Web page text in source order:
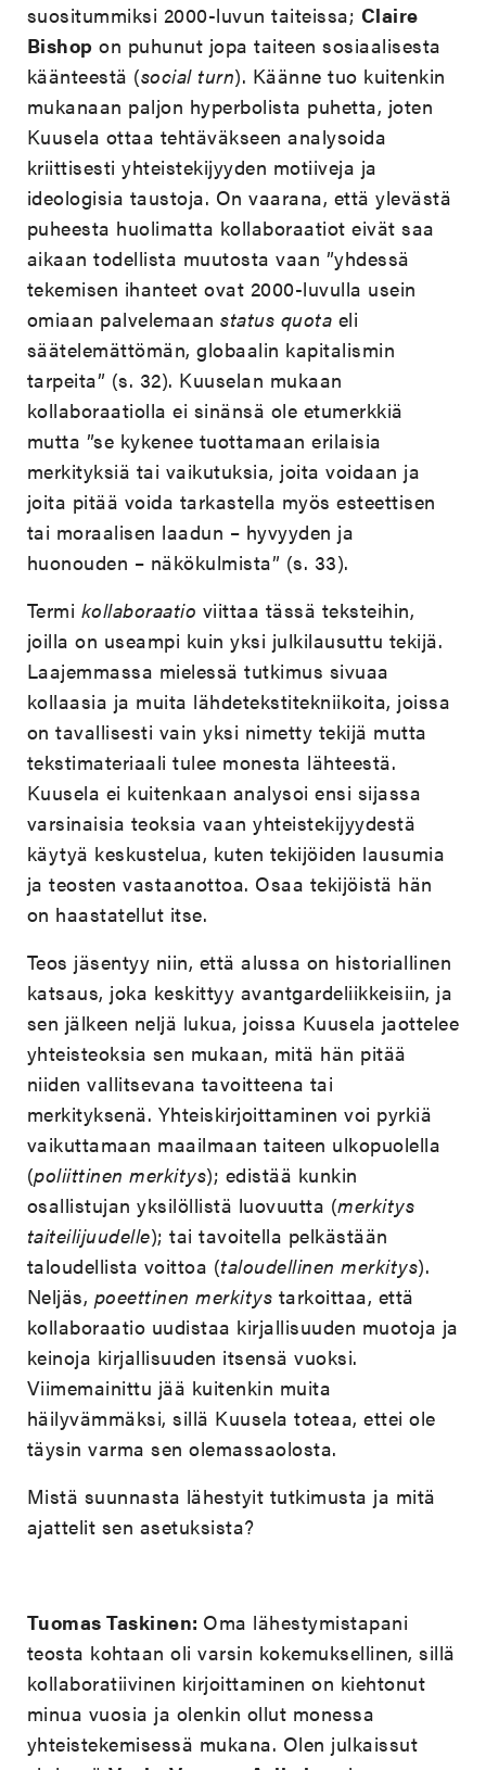
suositummiksi 2000-luvun taiteissa; Claire
Bishop on puhunut jopa taiteen sosiaalisesta
käänteestä (social turn). Käänne tuo kuitenkin
mukanaan paljon hyperbolista puhetta, joten
Kuusela ottaa tehtäväkseen analysoida
kriittisesti yhteistekijyyden motiiveja ja
ideologisia taustoja. On vaarana, että ylevästä
puheesta huolimatta kollaboraatiot eivät saa
aikaan todellista muutosta vaan ”yhdessä
tekemisen ihanteet ovat 2000-luvulla usein
omiaan palvelemaanstatus quota eli
säätelemättömän, globaalin kapitalismin
tarpeita” (s. 32). Kuuselan mukaan
kollaboraatiolla ei sinänsä ole etumerkkiä
mutta ”se kykenee tuottamaan erilaisia
merkityksiä tai vaikutuksia, joita voidaan ja
joita pitää voida tarkastella myös esteettisen
tai moraalisen laadun – hyvyyden ja
huonouden – näkökulmista” (s. 33).
Termi kollaboraatio viittaa tässä teksteihin,
joilla on useampi kuin yksi julkilausuttu tekijä.
Laajemmassa mielessä tutkimus sivuaa
kollaasia ja muita lähdetekstitekniikoita, joissa
on tavallisesti vain yksi nimetty tekijä mutta
tekstimateriaali tulee monesta lähteestä.
Kuusela ei kuitenkaan analysoi ensi sijassa
varsinaisia teoksia vaan yhteistekijyydestä
käytyä keskustelua, kuten tekijöiden lausumia
ja teosten vastaanottoa. Osaa tekijöistä hän
on haastatellut itse.
Teos jäsentyy niin, että alussa on historiallinen
katsaus, joka keskittyy avantgardeliikkeisiin, ja
sen jälkeen neljä lukua, joissa Kuusela jaottelee
yhteisteoksia sen mukaan, mitä hän pitää
niiden vallitsevana tavoitteena tai
merkityksenä. Yhteiskirjoittaminen voi pyrkiä
vaikuttamaan maailmaan taiteen ulkopuolella
(poliittinen merkitys); edistää kunkin
osallistujan yksilöllistä luovuutta (merkitys
taiteilijuudelle); tai tavoitella pelkästään
taloudellista voittoa (taloudellinen merkitys).
Neljäs, poeettinen merkitys tarkoittaa, että
kollaboraatio uudistaa kirjallisuuden muotoja ja
keinoja kirjallisuuden itsensä vuoksi.
Viimemainittu jää kuitenkin muita
häilyvämmäksi, sillä Kuusela toteaa, ettei ole
täysin varma sen olemassaolosta.
Mistä suunnasta lähestyit tutkimusta ja mitä
ajattelit sen asetuksista?
Tuomas Taskinen: Oma lähestymistapani
teosta kohtaan oli varsin kokemuksellinen, sillä
kollaboratiivinen kirjoittaminen on kiehtonut
minua vuosia ja olenkin ollut monessa
yhteistekemisessä mukana. Olen julkaissut